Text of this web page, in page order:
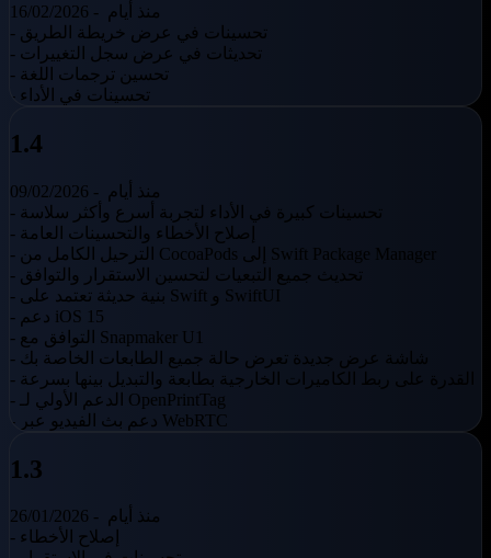
16/02/2026 - منذ أيام
- تحسينات في عرض خريطة الطريق
- تحديثات في عرض سجل التغييرات
- تحسين ترجمات اللغة
- تحسينات في الأداء
1.4
09/02/2026 - منذ أيام
- تحسينات كبيرة في الأداء لتجربة أسرع وأكثر سلاسة
- إصلاح الأخطاء والتحسينات العامة
- الترحيل الكامل من CocoaPods إلى Swift Package Manager
- تحديث جميع التبعيات لتحسين الاستقرار والتوافق
- بنية حديثة تعتمد على Swift و SwiftUI
- دعم iOS 15
- التوافق مع Snapmaker U1
- شاشة عرض جديدة تعرض حالة جميع الطابعات الخاصة بك
- القدرة على ربط الكاميرات الخارجية بطابعة والتبديل بينها بسرعة
- الدعم الأولي لـ OpenPrintTag
- دعم بث الفيديو عبر WebRTC
1.3
26/01/2026 - منذ أيام
- إصلاح الأخطاء